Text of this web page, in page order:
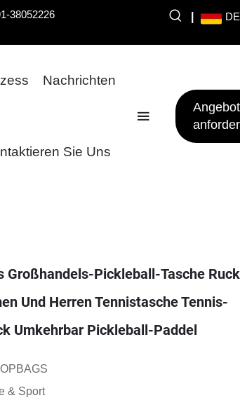
38052226
DE
Nachrichten
Sie Uns
Angebot
Großhandels-Pickleball-Tasche
Und Herren Tennistasche Tennis-
Umkehrbar Pickleball-Paddel
& Sport